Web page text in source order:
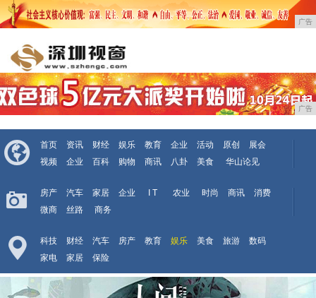
广告
广告
首页 资讯 财经 娱乐 教育 企业 活动 原创
展会
视频
企业 百科 购物 商讯 八卦 美食 华山论见
房产 汽车 家居 企业 I T 农业 时尚 商讯
消费
微商
丝路 商务
科技 财经 汽车 房产 教育 娱乐 美食 旅游
数码
家电
家居 保险